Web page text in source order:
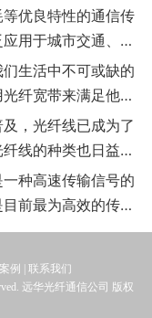
色散率特点。下
优良特性的通信传
用于城市交通、自
种管道。光纤是否
生活中不可或缺的
纤宽带来满足他们
置中，光猫是必不
，光纤线已成为了
线的种类也日益丰
区分单模光纤和多
种高速传输信号的
前最为高效的传输
互联网、医疗领域
例 | 联系我们
远华光纤通信公司 版权